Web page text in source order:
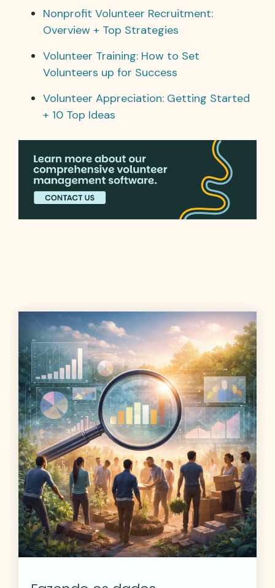
Nonprofit Volunteer Recruitment:
Overview + Top Strategies
Volunteer Training: How to Set
Volunteers up for Success
Volunteer Appreciation: Getting Started
+ 10 Top Ideas